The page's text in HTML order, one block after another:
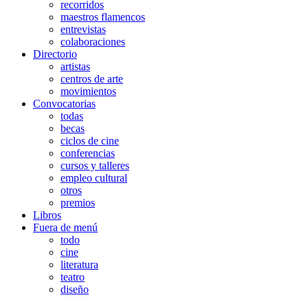
recorridos
maestros flamencos
entrevistas
colaboraciones
Directorio
artistas
centros de arte
movimientos
Convocatorias
todas
becas
ciclos de cine
conferencias
cursos y talleres
empleo cultural
otros
premios
Libros
Fuera de menú
todo
cine
literatura
teatro
diseño